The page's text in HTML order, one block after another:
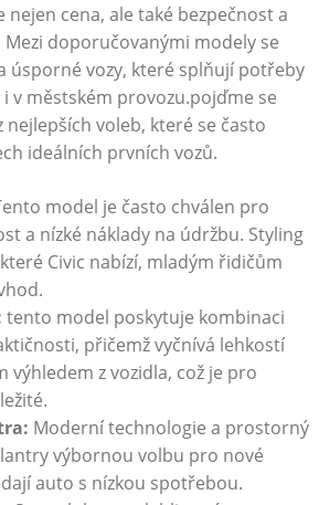
cena, ale také bezpečnost a
doporučovanými modely se
úsporné vozy, které splňují potřeby
v městském provozu.pojďme se
voleb, které se často
ideálních prvních vozů.
model je často chválen pro
a nízké náklady na údržbu. Styling
Civic nabízí, mladým řidičům
tento model poskytuje kombinaci
přičemž vyčnívá lehkostí
výhledem z vozidla, což je pro
Moderní technologie a prostorný
výbornou volbu pro nové
auto s nízkou spotřebou.